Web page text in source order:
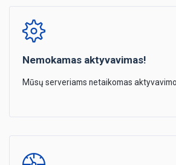
Nemokamas aktyvavimas!
Mūsų serveriams netaikomas